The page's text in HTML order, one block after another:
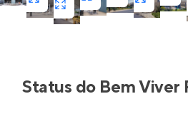
bela vista da cidade.
Status do Bem Viver